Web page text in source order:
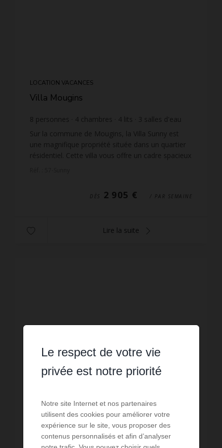
LOCATION VACANCES
Villa Mougins
8 personnes 4 chambres 4 lits 3 salles d'eau
salle de bain wi-fi
Sur la commune de Mougins, la Villa Sunny est
une magnifique propriété située dans un quartier
résidentiel. Cette villa vous offre un cadre spacieux
DÈS 2 905 € / PAR SEMAINE
Lire la suite
LOCATION VACANCES
Villa Cabris
Le respect de votre vie
privée est notre priorité
Notre site Internet et nos partenaires
utilisent des cookies pour améliorer votre
expérience sur le site, vous proposer des
contenus personnalisés et afin d’analyser